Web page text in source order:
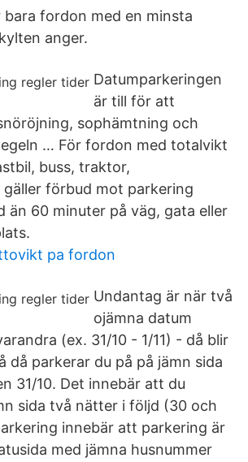
bara fordon med en minsta
anger.
Datumparkeringen
är till för att
sophämtning och
… För fordon med totalvikt
buss, traktor,
förbud mot parkering
än 60 minuter på väg, gata eller
pa fordon
Undantag är när två
ojämna datum
(ex. 31/10 - 1/11) - då blir
då parkerar du på på jämn sida
31/10. Det innebär att du
sida två nätter i följd (30 och
innebär att parkering är
med jämna husnummer